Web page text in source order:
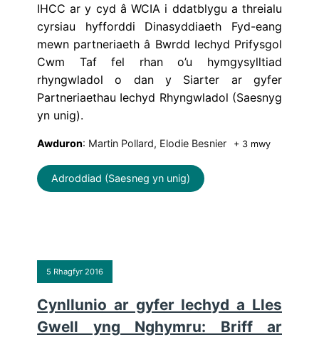
IHCC ar y cyd â WCIA i ddatblygu a threialu
cyrsiau hyfforddi Dinasyddiaeth Fyd-eang
mewn partneriaeth â Bwrdd Iechyd Prifysgol
Cwm Taf fel rhan o’u hymgysylltiad
rhyngwladol o dan y Siarter ar gyfer
Partneriaethau Iechyd Rhyngwladol (Saesnyg
yn unig).
Awduron: Martin Pollard, Elodie Besnier + 3 mwy
Adroddiad (Saesneg yn unig)
5 Rhagfyr 2016
Cynllunio ar gyfer Iechyd a Lles
Gwell yng Nghymru: Briff ar